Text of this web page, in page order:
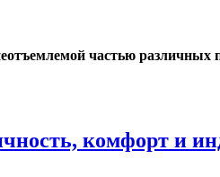
частью
комфорт и